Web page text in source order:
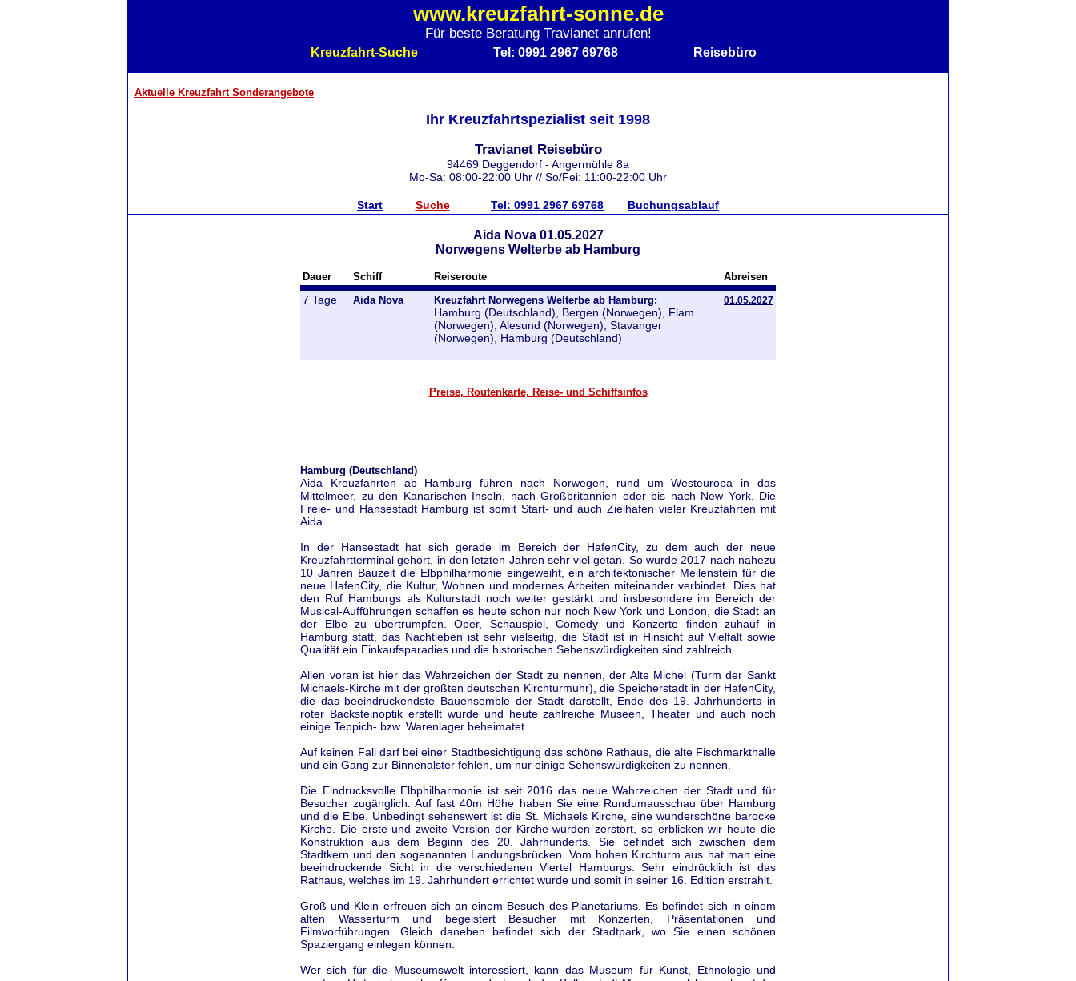
www.kreuzfahrt-sonne.de
Für beste Beratung Travianet anrufen!
Kreuzfahrt-Suche Tel: 0991 2967 69768 Reisebüro
Aktuelle Kreuzfahrt Sonderangebote
Ihr Kreuzfahrtspezialist seit 1998
Travianet Reisebüro
94469 Deggendorf - Angermühle 8a
Mo-Sa: 08:00-22:00 Uhr // So/Fei: 11:00-22:00 Uhr
Start Suche Tel: 0991 2967 69768 Buchungsablauf
Aida Nova 01.05.2027
Norwegens Welterbe ab Hamburg
Dauer Schiff Reiseroute Abreisen
7 Tage Aida Nova Kreuzfahrt Norwegens Welterbe ab Hamburg:
Hamburg (Deutschland), Bergen (Norwegen), Flam
(Norwegen), Alesund (Norwegen), Stavanger
(Norwegen), Hamburg (Deutschland)
01.05.2027
Preise, Routenkarte, Reise- und Schiffsinfos
Hamburg (Deutschland)
Aida Kreuzfahrten ab Hamburg führen nach Norwegen, rund um Westeuropa in das
Mittelmeer, zu den Kanarischen Inseln, nach Großbritannien oder bis nach New York. Die
Freie- und Hansestadt Hamburg ist somit Start- und auch Zielhafen vieler Kreuzfahrten mit
Aida.
In der Hansestadt hat sich gerade im Bereich der HafenCity, zu dem auch der neue
Kreuzfahrtterminal gehört, in den letzten Jahren sehr viel getan. So wurde 2017 nach nahezu
10 Jahren Bauzeit die Elbphilharmonie eingeweiht, ein architektonischer Meilenstein für die
neue HafenCity, die Kultur, Wohnen und modernes Arbeiten miteinander verbindet. Dies hat
den Ruf Hamburgs als Kulturstadt noch weiter gestärkt und insbesondere im Bereich der
Musical-Aufführungen schaffen es heute schon nur noch New York und London, die Stadt an
der Elbe zu übertrumpfen. Oper, Schauspiel, Comedy und Konzerte finden zuhauf in
Hamburg statt, das Nachtleben ist sehr vielseitig, die Stadt ist in Hinsicht auf Vielfalt sowie
Qualität ein Einkaufsparadies und die historischen Sehenswürdigkeiten sind zahlreich.
Allen voran ist hier das Wahrzeichen der Stadt zu nennen, der Alte Michel (Turm der Sankt
Michaels-Kirche mit der größten deutschen Kirchturmuhr), die Speicherstadt in der HafenCity,
die das beeindruckendste Bauensemble der Stadt darstellt, Ende des 19. Jahrhunderts in
roter Backsteinoptik erstellt wurde und heute zahlreiche Museen, Theater und auch noch
einige Teppich- bzw. Warenlager beheimatet.
Auf keinen Fall darf bei einer Stadtbesichtigung das schöne Rathaus, die alte Fischmarkthalle
und ein Gang zur Binnenalster fehlen, um nur einige Sehenswürdigkeiten zu nennen.
Die Eindrucksvolle Elbphilharmonie ist seit 2016 das neue Wahrzeichen der Stadt und für
Besucher zugänglich. Auf fast 40m Höhe haben Sie eine Rundumausschau über Hamburg
und die Elbe. Unbedingt sehenswert ist die St. Michaels Kirche, eine wunderschöne barocke
Kirche. Die erste und zweite Version der Kirche wurden zerstört, so erblicken wir heute die
Konstruktion aus dem Beginn des 20. Jahrhunderts. Sie befindet sich zwischen dem
Stadtkern und den sogenannten Landungsbrücken. Vom hohen Kirchturm aus hat man eine
beeindruckende Sicht in die verschiedenen Viertel Hamburgs. Sehr eindrücklich ist das
Rathaus, welches im 19. Jahrhundert errichtet wurde und somit in seiner 16. Edition erstrahlt.
Groß und Klein erfreuen sich an einem Besuch des Planetariums. Es befindet sich in einem
alten Wasserturm und begeistert Besucher mit Konzerten, Präsentationen und
Filmvorführungen. Gleich daneben befindet sich der Stadtpark, wo Sie einen schönen
Spaziergang einlegen können.
Wer sich für die Museumswelt interessiert, kann das Museum für Kunst, Ethnologie und